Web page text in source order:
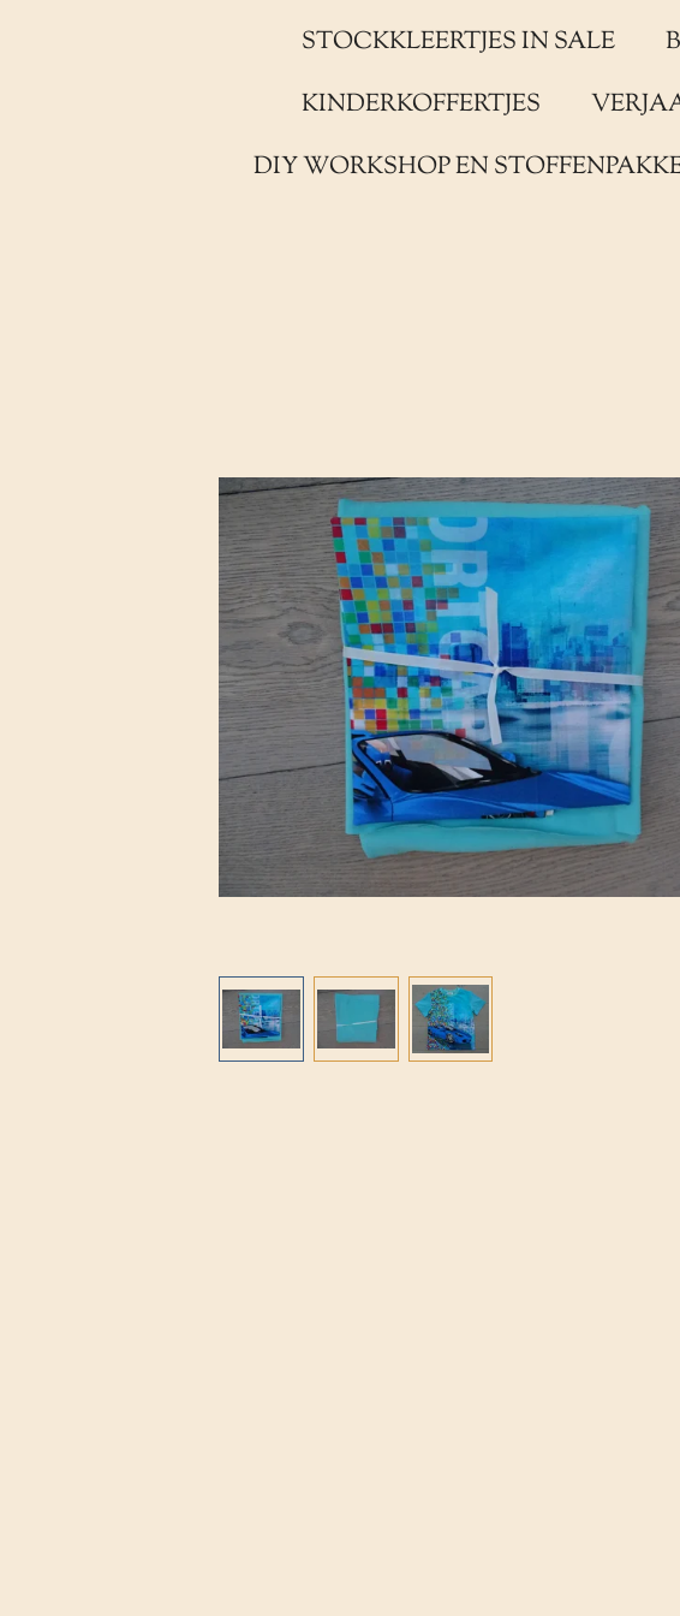
STOCKKLEERTJES IN SALE
KINDERKOFFERTJES
DIY WORKSHOP EN